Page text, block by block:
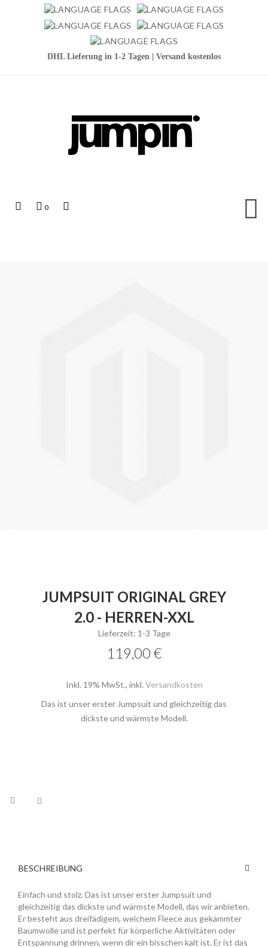
DHL Lieferung in 1-2 Tagen | Versand kostenlos
Mein
0
JUMPSUIT ORIGINAL GREY
2.0 - HERREN-XXL
Lieferzeit: 1-3 Tage
119,00 €
Inkl. 19% MwSt., inkl. Versandkosten
Das ist unser erster Jumpsuit und gleichzeitig das
dickste und wärmste Modell.
BESCHREIBUNG
Einfach und stolz. Das ist unser erster Jumpsuit und
gleichzeitig das dickste und wärmste Modell, das wir anbieten.
Er besteht aus dreifädigem, weichem Fleece aus gekämmter
Baumwolle und ist perfekt für körperliche Aktivitäten oder
Entspannung drinnen, wenn dir ein bisschen kalt ist. Er ist das